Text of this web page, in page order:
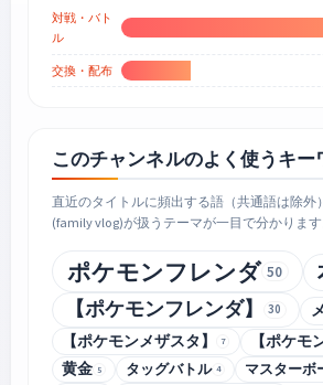
対戦・バト
ル
交換・配布
このチャンネルのよく使うキー
直近のタイトルに頻出する語（共通語は除外
(family vlog)が扱うテーマが一目で分かります
ポケモンフレンダ 50
【ポケモンフレンダ】 30
【ポケモンメザスタ】 7 【ポケモ
黄金 5 タッグバトル 4 マスターボ